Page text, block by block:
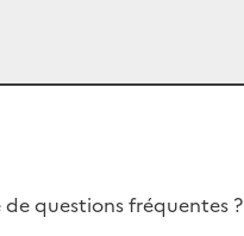
questions fréquentes ?